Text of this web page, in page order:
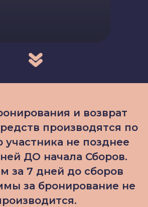
и возврат
производятся по
участника не позднее
ДО начала Сборов.
за 7 дней до сборов
за бронирование не